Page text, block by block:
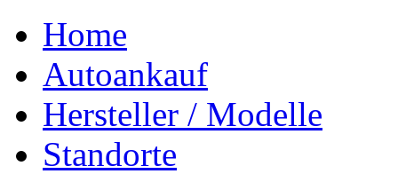
Home
Autoankauf
Hersteller / Modelle
Standorte